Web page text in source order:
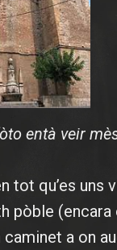
entà veir
tot qu’es uns
pòble
a on